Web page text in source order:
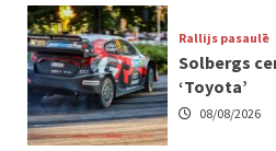
Rallijs pasaulē
Solbergs
‘Toyota’
08/08/2026